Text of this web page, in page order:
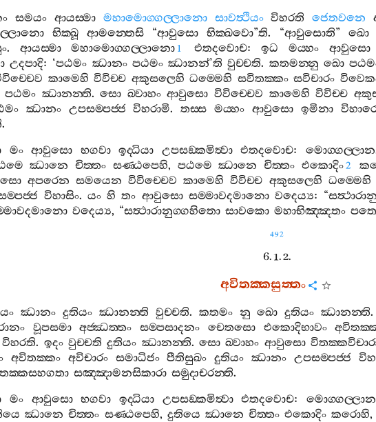
සමයං ආයස‍්මා මහාමොග‍්ගල‍්ලානො සාවත්‍ථියං විහරති ජෙතවනෙ
භික‍්ඛූ ආමන‍්තෙසි “ආවුසො භික‍්ඛවො”ති. “ආවුසොති” ඛො
. ආයස‍්මා මහාමොග‍්ගල‍්ලානො 1 එතදවොච:ඉධ මය‍්හං ආවුසො
උදපාදි: ‘පඨමං ඣානං පඨමං ඣානන්’ති වුච‍්චති. කතමන‍්නු ඛො
කාමෙහි විවිච‍්ච අකුසලෙහි ධම‍්මෙහි සවිතක‍්කං සවිචාරං
පඨමං ඣානන‍්ති.සො ඛ‍්වාහං ආවුසො විවිච‍්චෙව කාමෙහි විවිච‍්ච
ඣානං උපසම‍්පජ‍්ජ විහරාමි.තස‍්ස මය‍්හං ආවුසො ඉමිනා
.
මං ආවුසො භගවා ඉද‍්ධියා උපසඞ‍්කමිත්‍වා එතදවොච: මොග‍්ගල‍්ලාන
ඣානෙ චිත‍්තං සණ‍්ඨපෙහි, පඨමෙ ඣානෙ චිත‍්තං එකොදිං2
අපරෙන සමයෙන විවිච‍්චෙව කාමෙහි විවිච‍්ච අකුසලෙහි ධම‍්මෙහි
විහාසිං. යං හි තං ආවුසො සම‍්මාවදමානො වදෙය්‍ය: “
වදෙය්‍ය, “සත්‍ථාරානුග‍්ගහිතො සාවකො මහාභිඤ‍්ඤතං
492
6. 1. 2.
අවිතක‍්කසුත‍්තං
ඣානං දුතියං ඣානන‍්ති වුච‍්චති. කතමං නු ඛො දුතියං ඣානන‍්ති.
වූපසමා අජ‍්ඣත‍්තං සම‍්පසාදනං චෙතසො එකොදිභාවං
විහරති. ඉදං වුච‍්චති දුතියං ඣානන‍්ති. සො ඛ‍්වාහං ආවුසො
අවිතක‍්කං අවිචාරං සමාධිජං පීතිසුඛං දුතියං ඣානං උපසම‍්පජ‍්ජ
සඤ‍්ඤාමනසිකාරා සමුදාචරන‍්ති.
මං ආවුසො භගවා ඉද‍්ධියා උපසඞ‍්කමිත්‍වා එතදවොච: මොග‍්ගල‍්ලාන
ඣානෙ චිත‍්තං සණ‍්ඨපෙහි, දුතියෙ ඣානෙ චිත‍්තං එකොදිං කරොහි